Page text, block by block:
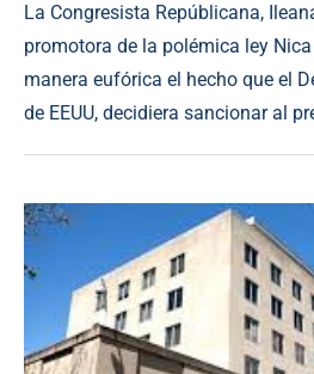
La Congresista Repúblicana,
promotora de la polémica ley
manera eufórica el hecho que el
de EEUU, decidiera sancionar al